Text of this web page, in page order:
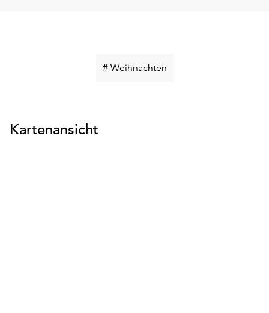
# WeihnachtenSchlüsselwort
Kartenansicht